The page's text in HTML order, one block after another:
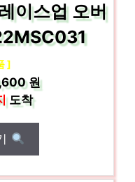
이스업 오버
]
원
도착